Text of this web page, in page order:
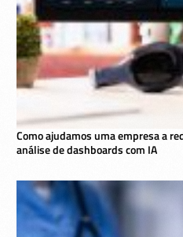
Como ajudamos uma empresa a
análise de dashboards com IA